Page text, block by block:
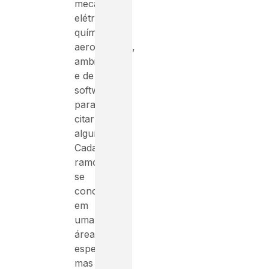
mecânica,
elétrica,
química,
aeroespacial,
ambiental
e de
software,
para
citar
alguns.
Cada
ramo
se
concentra
em
uma
área
específica,
mas